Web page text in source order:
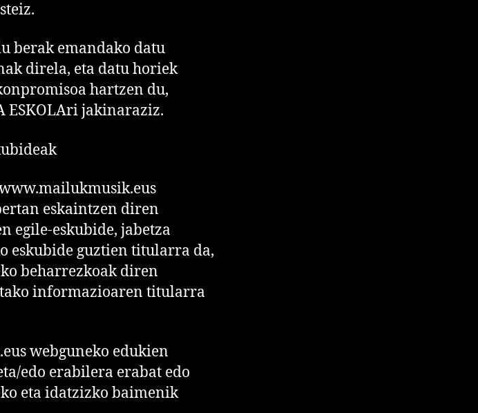
berak emandako datu
direla, eta datu horiek
hartzen du,
ESKOLAri jakinaraziz.
eskaintzen diren
egile-eskubide, jabetza
eskubide guztien titularra da,
beharrezkoak diren
informazioaren titularra
webguneko edukien
edo erabilera erabat edo
eta idatzizko baimenik